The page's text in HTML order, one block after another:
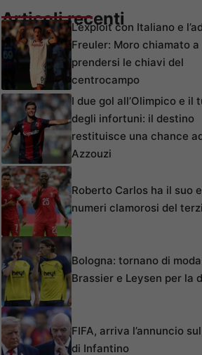
Articoli recentiL’exploit con Italiano e
Freuler: Moro chiamato a
prendersi le chiavi del
centrocampo
I due gol all’Olimpico e il
degli infortuni: il destino
restituisce una chance
Azzouzi
Roberto Carlos ha il suo
numeri clamorosi del
Bologna: tornano di moda
Brassier e Leysen per la
FIFA, arriva l’annuncio
di Infantino